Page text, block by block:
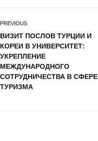
PREVIOUS
ВИЗИТ ПОСЛОВ ТУРЦИИ И
КОРЕИ В УНИВЕРСИТЕТ:
УКРЕПЛЕНИЕ
МЕЖДУНАРОДНОГО
СОТРУДНИЧЕСТВА В СФЕРЕ
ТУРИЗМА